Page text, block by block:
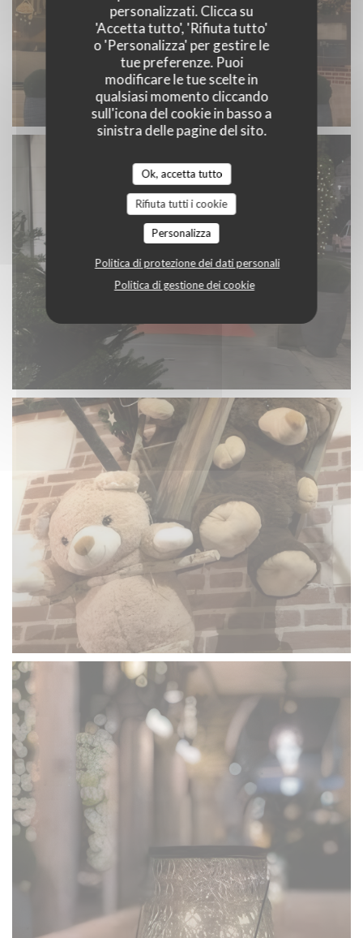
personalizzati. Clicca su
'Accetta tutto', 'Rifiuta tutto'
o 'Personalizza' per gestire le
tue preferenze. Puoi
modificare le tue scelte in
qualsiasi momento cliccando
sull'icona del cookie in basso a
sinistra delle pagine del sito.
Ok, accetta tutto
Rifiuta tutti i cookie
Personalizza
Politica di protezione dei dati personali
Politica di gestione dei cookie